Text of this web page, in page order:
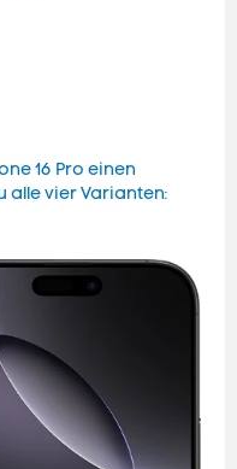
16 Pro einen
alle vier Varianten: